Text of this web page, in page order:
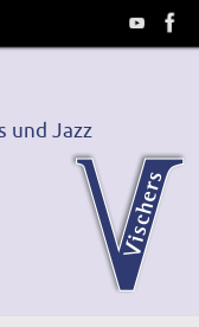
und Jazz